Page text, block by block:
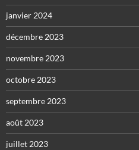
janvier 2024
décembre 2023
novembre 2023
octobre 2023
septembre 2023
août 2023
juillet 2023